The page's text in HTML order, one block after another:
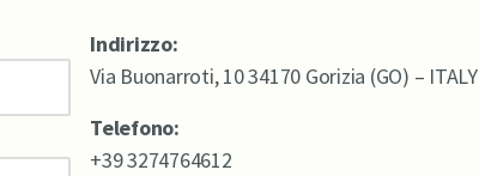
Indirizzo:
Via Buonarroti, 10 34170 Gorizia (GO) – ITALY
Telefono:
+39 3274764612